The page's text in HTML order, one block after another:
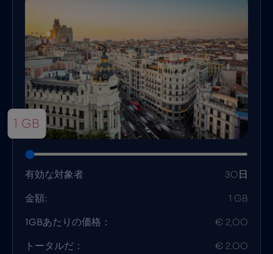
1 GB
有効な対象者 30日
金額: 1 GB
1GBあたりの価格： € 2,00
トータルだ： € 2.00